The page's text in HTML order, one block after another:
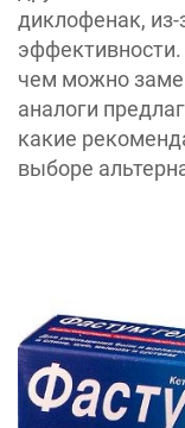
диклофенак, из-
чем можно
аналоги
какие
выборе